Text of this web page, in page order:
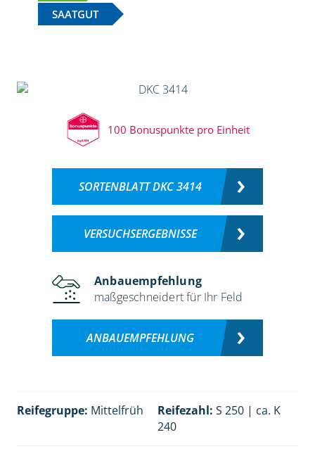
SAATGUT
100 Bonuspunkte pro Einheit
SORTENBLATT DKC 3414
VERSUCHSERGEBNISSE
Anbauempfehlung
maßgeschneidert für Ihr Feld
ANBAUEMPFEHLUNG
Reifegruppe: Mittelfrüh Reifezahl: S 250 | ca. K
240